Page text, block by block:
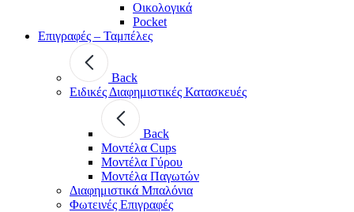
Οικολογικά
Pocket
Επιγραφές – Ταμπέλες
Back
Ειδικές Διαφημιστικές Κατασκευές
Back
Μοντέλα Cups
Μοντέλα Γύρου
Μοντέλα Παγωτών
Διαφημιστικά Μπαλόνια
Φωτεινές Επιγραφές